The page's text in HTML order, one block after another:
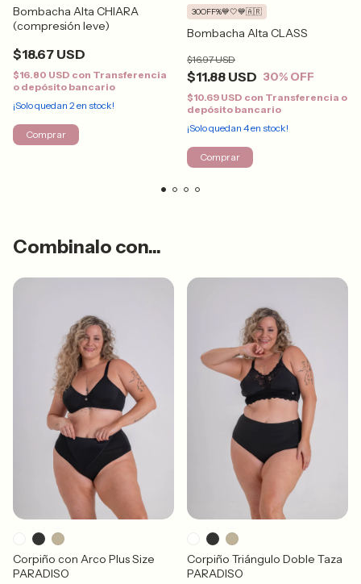
Bombacha Alta CHIARA
(compresión leve)
$18.67 USD
$16.80 USD con Transferencia
o depósito bancario
¡Solo quedan 2 en stock!
Comprar
Bombacha Alta CLASS
$11.88 USD
$16.97 USD
30% OFF
30OFF%💙🤍💙🇦🇷
$10.69 USD con Transferencia o
depósito bancario
¡Solo quedan 4en stock!
Comprar
Combinalo con...
Corpiño con Arco Plus Size
PARADISO
Corpiño Triángulo Doble Taza
PARADISO